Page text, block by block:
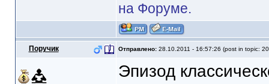
на Форуме.
Поручик Отправлено: 28.10.2011 - 16:57:26 (post in topic:
Эпизод